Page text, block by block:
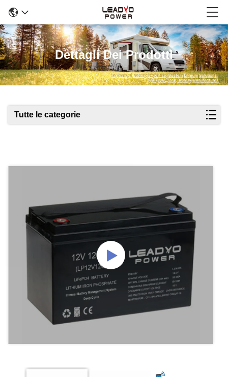
Dettagli Dei Prodotti
Tutte le categorie